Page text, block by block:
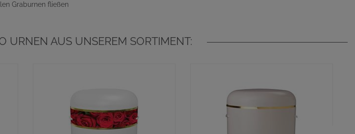
Graburnen fließen
URNEN AUS UNSEREM SORTIMENT: